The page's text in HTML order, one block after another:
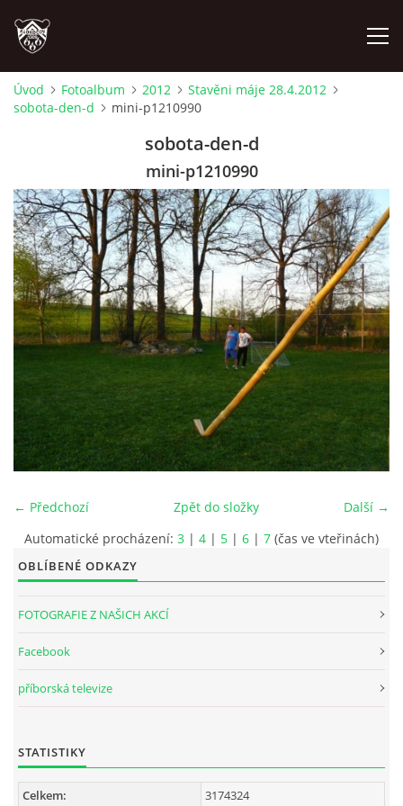
ÚVOD
PROBĚHLÉ AKCE
NOVINKY
FOTOALBUM
VIDEA
INTERNÍ SEKCE
Úvod Fotoalbum 2012
Stavěni máje 28.4.2012
sobota-den-d
mini-p1210990
sobota-den-d
mini-p1210990
← Předchozí Další →
Zpět do složky
Automatické procházení: 3 | 4 | 5 | 6 | 7 (čas ve vteřinách)
OBLÍBENÉ ODKAZY
FOTOGRAFIE Z NAŠICH AKCÍ
Facebook
příborská televize
STATISTIKY
Celkem: 3174324